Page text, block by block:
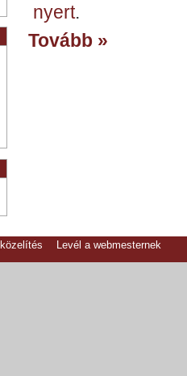
nyert.
Tovább »
Levél a webmesternek